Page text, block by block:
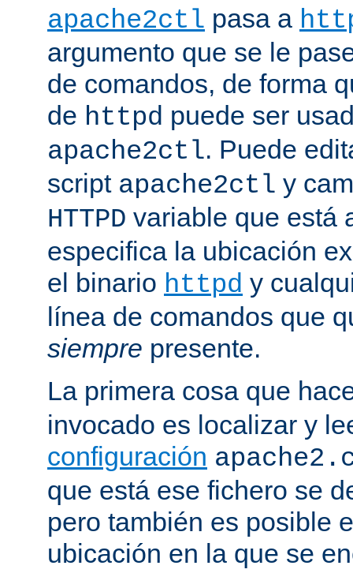
apache2ctl pasa a
argumento que se le
de comandos, de forma
de httpd puede ser
apache2ctl. Puede
script apache2ctl y
HTTPD variable que está
especifica la ubicación
el binario httpd y
línea de comandos que
siempre presente.
La primera cosa que
invocado es localizar y
configuración
que está ese fichero se
pero también es posible
ubicación en la que se